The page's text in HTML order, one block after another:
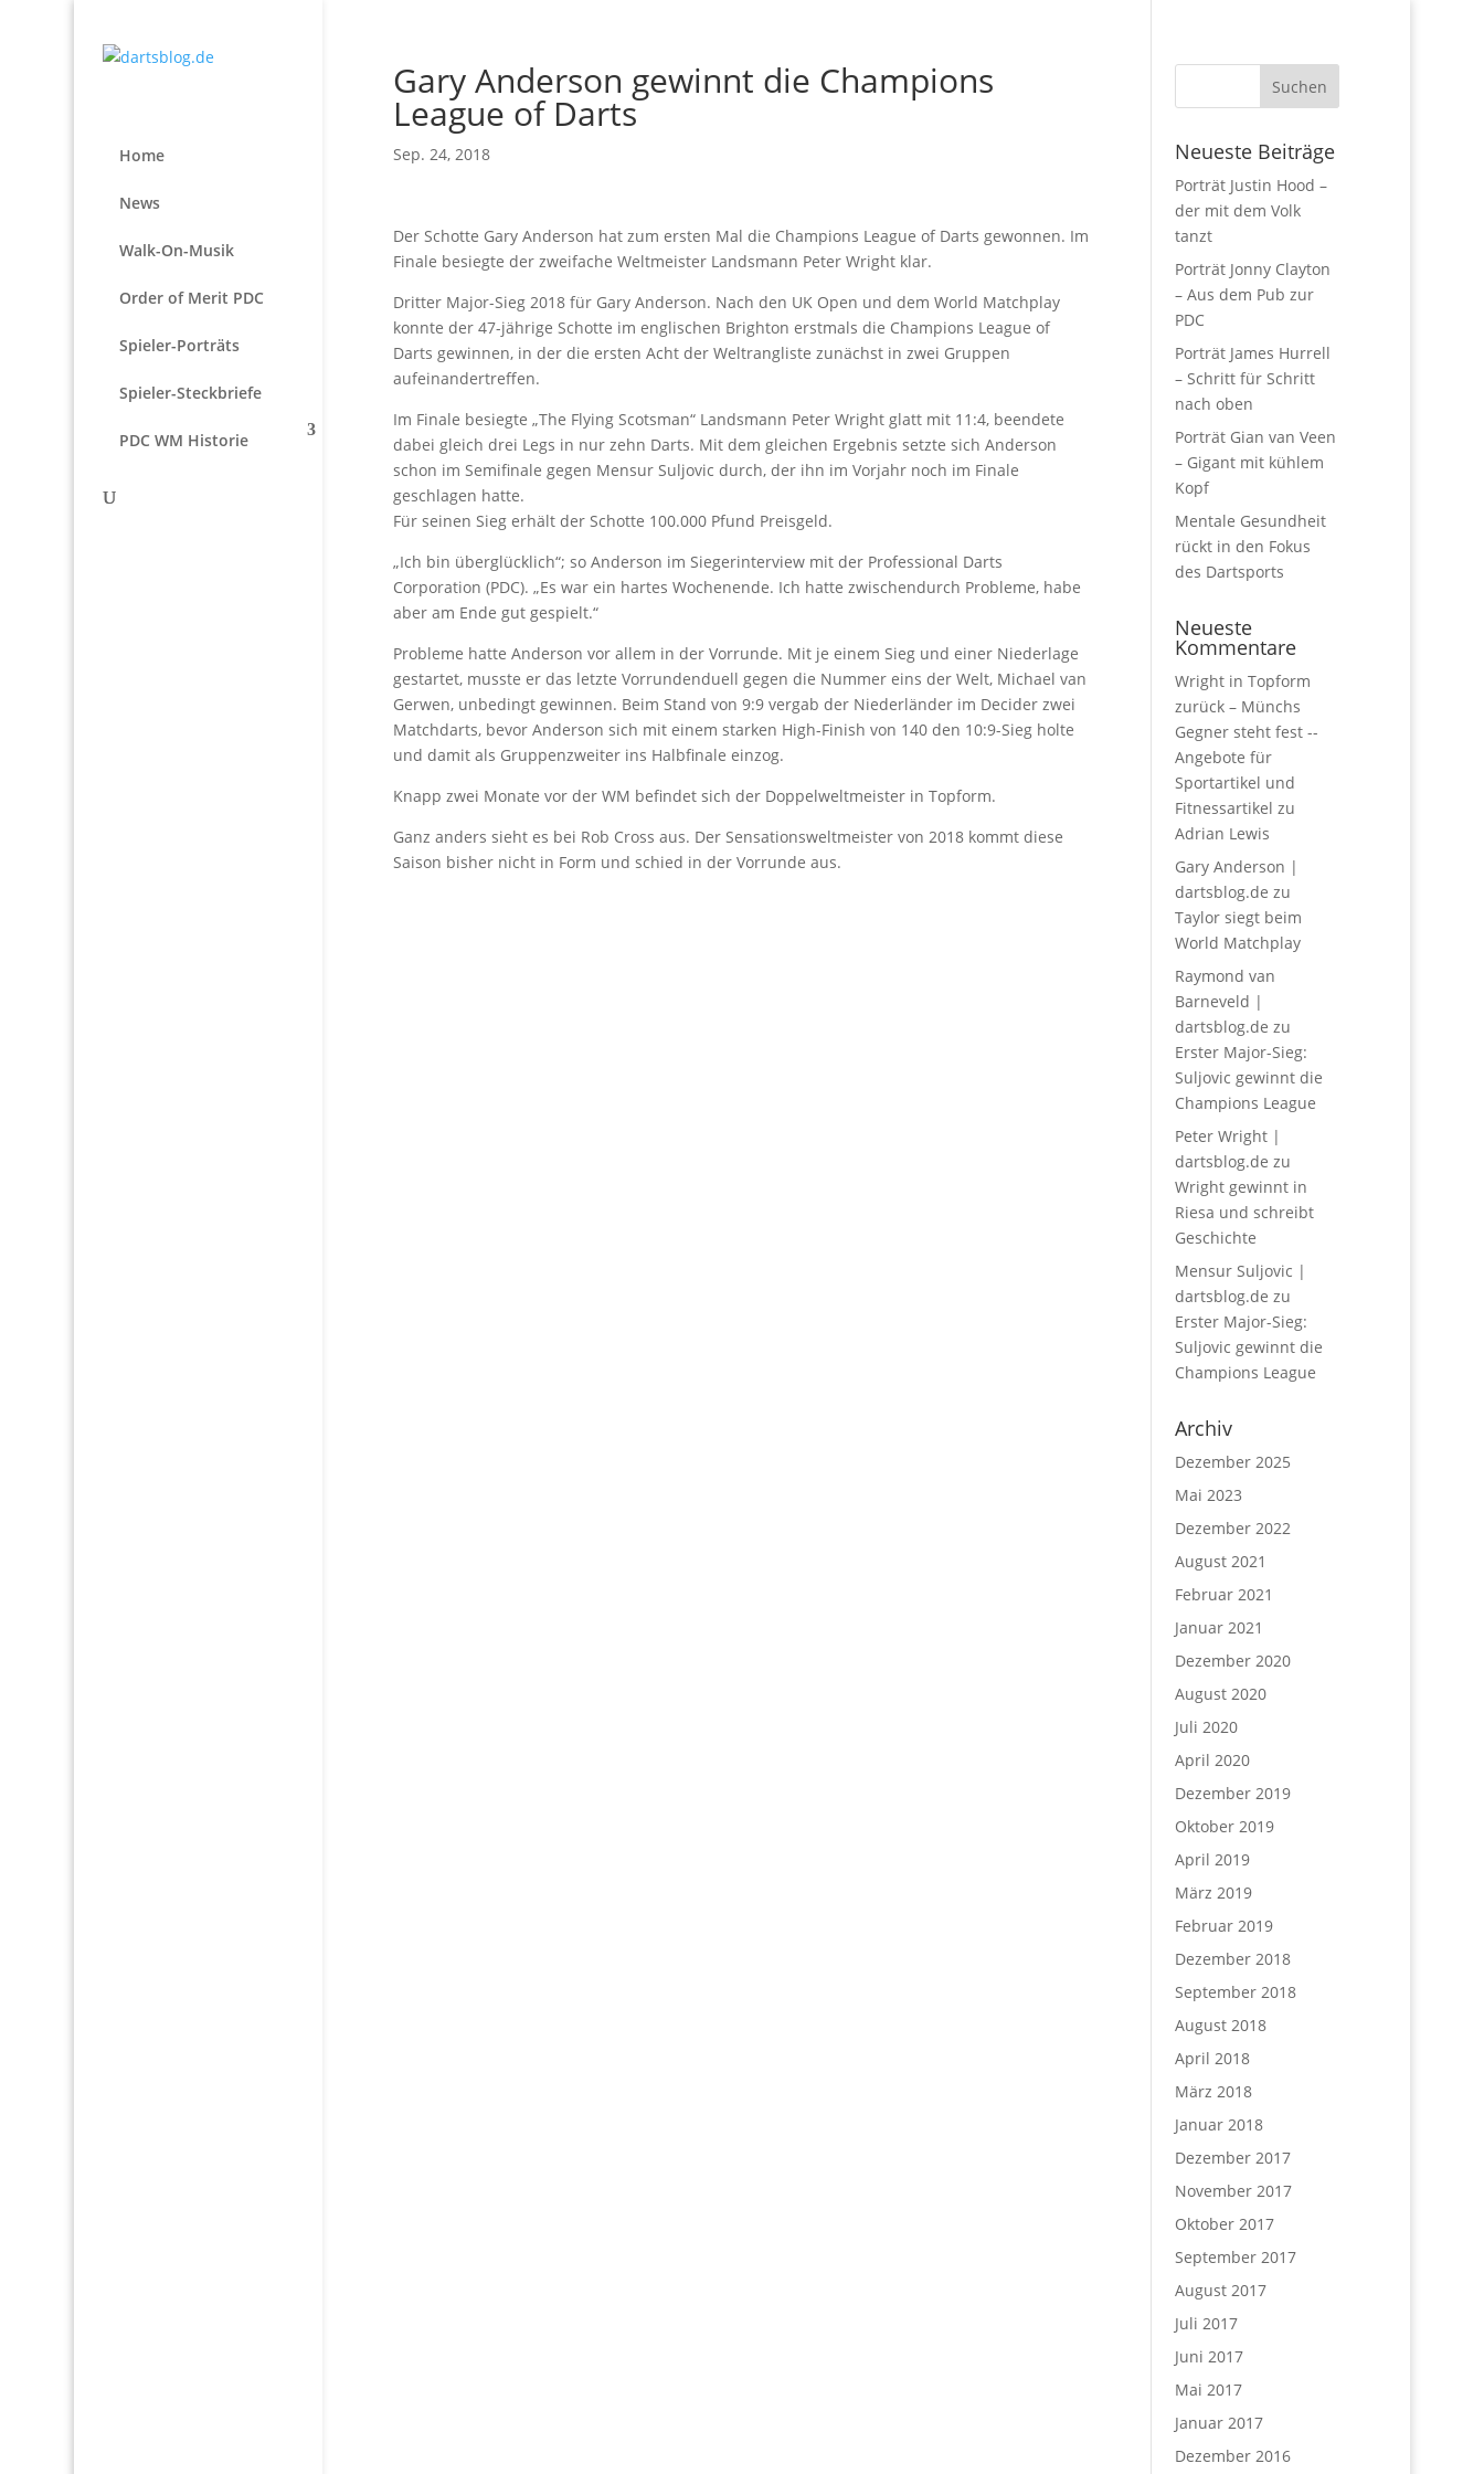
Home
News
Walk-On-Musik
Order of Merit PDC
Spieler-Porträts
Spieler-Steckbriefe
PDC WM Historie
Gary Anderson gewinnt die Champions
League of Darts
Sep. 24, 2018
Der Schotte Gary Anderson hat zum ersten Mal die Champions League of Darts gewonnen. Im
Finale besiegte der zweifache Weltmeister Landsmann Peter Wright klar.
Dritter Major-Sieg 2018 für Gary Anderson. Nach den UK Open und dem World Matchplay
konnte der 47-jährige Schotte im englischen Brighton erstmals die Champions League of
Darts gewinnen, in der die ersten Acht der Weltrangliste zunächst in zwei Gruppen
aufeinandertreffen.
Im Finale besiegte „The Flying Scotsman“ Landsmann Peter Wright glatt mit 11:4, beendete
dabei gleich drei Legs in nur zehn Darts. Mit dem gleichen Ergebnis setzte sich Anderson
schon im Semifinale gegen Mensur Suljovic durch, der ihn im Vorjahr noch im Finale
geschlagen hatte.
Für seinen Sieg erhält der Schotte 100.000 Pfund Preisgeld.
„Ich bin überglücklich“; so Anderson im Siegerinterview mit der Professional Darts
Corporation (PDC). „Es war ein hartes Wochenende. Ich hatte zwischendurch Probleme, habe
aber am Ende gut gespielt.“
Probleme hatte Anderson vor allem in der Vorrunde. Mit je einem Sieg und einer Niederlage
gestartet, musste er das letzte Vorrundenduell gegen die Nummer eins der Welt, Michael van
Gerwen, unbedingt gewinnen. Beim Stand von 9:9 vergab der Niederländer im Decider zwei
Matchdarts, bevor Anderson sich mit einem starken High-Finish von 140 den 10:9-Sieg holte
und damit als Gruppenzweiter ins Halbfinale einzog.
Knapp zwei Monate vor der WM befindet sich der Doppelweltmeister in Topform.
Ganz anders sieht es bei Rob Cross aus. Der Sensationsweltmeister von 2018 kommt diese
Saison bisher nicht in Form und schied in der Vorrunde aus.
Neueste Beiträge
Porträt Justin Hood –
der mit dem Volk
tanzt
Porträt Jonny Clayton
– Aus dem Pub zur
PDC
Porträt James Hurrell
– Schritt für Schritt
nach oben
Porträt Gian van Veen
– Gigant mit kühlem
Kopf
Mentale Gesundheit
rückt in den Fokus
des Dartsports
Neueste
Kommentare
Wright in Topform
zurück – Münchs
Gegner steht fest --
Angebote für
Sportartikel und
Fitnessartikel zu
Adrian Lewis
Gary Anderson |
dartsblog.de zu
Taylor siegt beim
World Matchplay
Raymond van
Barneveld |
dartsblog.de zu
Erster Major-Sieg:
Suljovic gewinnt die
Champions League
Peter Wright |
dartsblog.de zu
Wright gewinnt in
Riesa und schreibt
Geschichte
Mensur Suljovic |
dartsblog.de zu
Erster Major-Sieg:
Suljovic gewinnt die
Champions League
Archiv
Dezember 2025
Mai 2023
Dezember 2022
August 2021
Februar 2021
Januar 2021
Dezember 2020
August 2020
Juli 2020
April 2020
Dezember 2019
Oktober 2019
April 2019
März 2019
Februar 2019
Dezember 2018
September 2018
August 2018
April 2018
März 2018
Januar 2018
Dezember 2017
November 2017
Oktober 2017
September 2017
August 2017
Juli 2017
Juni 2017
Mai 2017
Januar 2017
Dezember 2016